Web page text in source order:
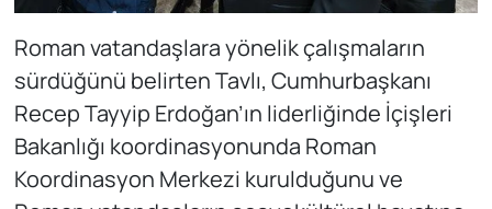
Roman vatandaşlara yönelik çalışmaların
sürdüğünü belirten Tavlı, Cumhurbaşkanı
Recep Tayyip Erdoğan’ın liderliğinde İçişleri
Bakanlığı koordinasyonunda Roman
Koordinasyon Merkezi kurulduğunu ve